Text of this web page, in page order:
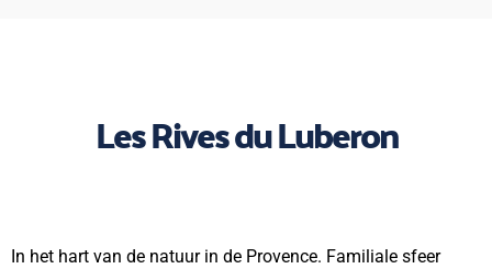
Les Rives du Luberon
In het hart van de natuur in de Provence. Familiale sfeer